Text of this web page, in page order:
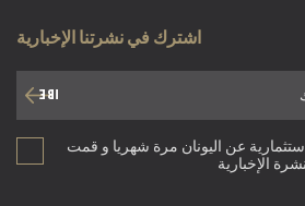
اشترك في نشرتنا الإخبارية
عن اليونان مرة شهريا و قمت
الإخبارية